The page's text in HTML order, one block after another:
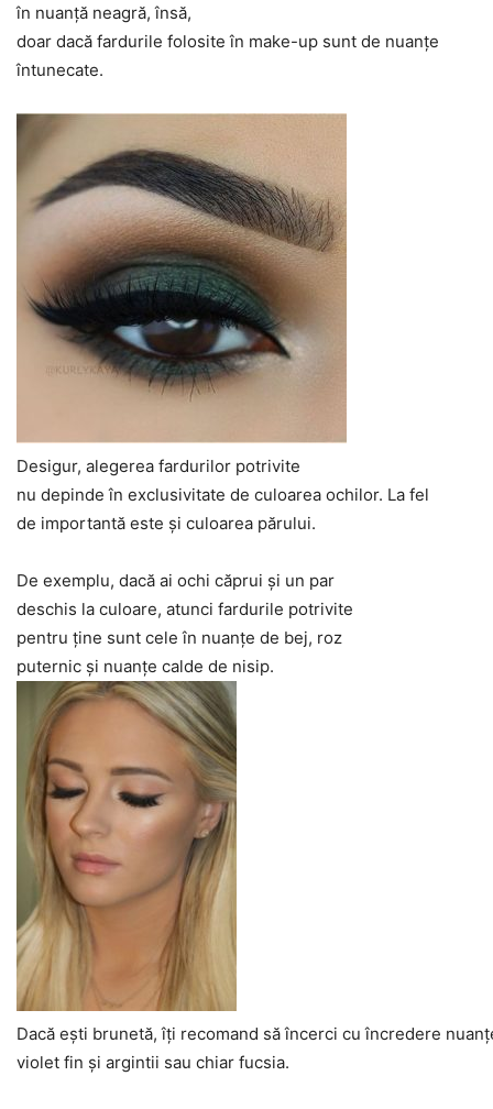
în nuanţă neagră, însă,
doar dacă fardurile folosite în make-up sunt de nuanţe
întunecate.
Desigur, alegerea fardurilor potrivite
nu depinde în exclusivitate de culoarea ochilor. La fel
de importantă este şi culoarea părului.
De exemplu, dacă ai ochi căprui şi un par
deschis la culoare, atunci fardurile potrivite
pentru ţine sunt cele în nuanţe de bej, roz
puternic şi nuanţe calde de nisip.
Dacă eşti brunetă, îţi recomand să încerci cu încredere
violet fin şi argintii sau chiar fucsia.